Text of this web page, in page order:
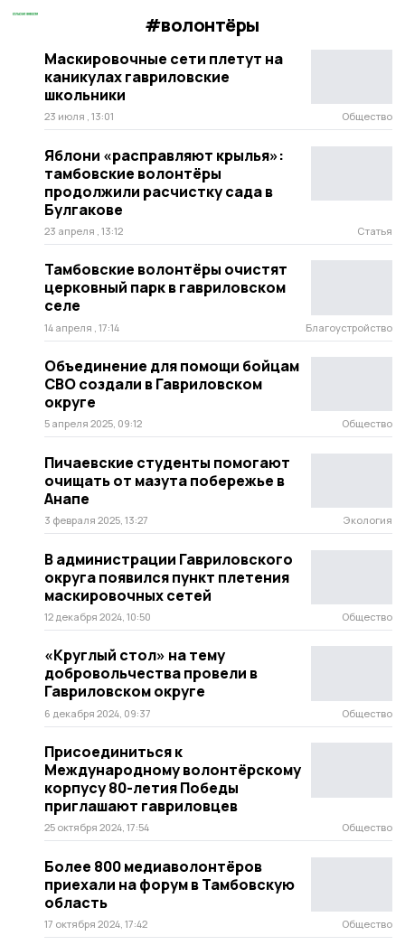
#волонтёры
Маскировочные сети плетут на
каникулах гавриловские
школьники
23 июля , 13:01 Общество
Яблони «расправляют крылья»:
тамбовские волонтёры
продолжили расчистку сада в
Булгакове
23 апреля , 13:12 Статья
Тамбовские волонтёры очистят
церковный парк в гавриловском
селе
14 апреля , 17:14 Благоустройство
Объединение для помощи бойцам
СВО создали в Гавриловском
округе
5 апреля 2025, 09:12 Общество
Пичаевские студенты помогают
очищать от мазута побережье в
Анапе
3 февраля 2025, 13:27 Экология
В администрации Гавриловского
округа появился пункт плетения
маскировочных сетей
12 декабря 2024, 10:50 Общество
«Круглый стол» на тему
добровольчества провели в
Гавриловском округе
6 декабря 2024, 09:37 Общество
Присоединиться к
Международному волонтёрскому
корпусу 80-летия Победы
приглашают гавриловцев
25 октября 2024, 17:54 Общество
Более 800 медиаволонтёров
приехали на форум в Тамбовскую
область
17 октября 2024, 17:42 Общество